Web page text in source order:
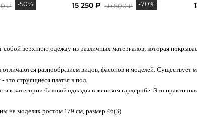
₽ -50% 15 250 ₽ 50 800 ₽ -70%
собой верхнюю одежду из различных материалов, которая
разнообразием видов, фасонов и моделей. Существует
это струящиеся платья в пол.
к категории базовой одежды в женском гардеробе. Это
на моделях ростом 179 см, размер 46(3)